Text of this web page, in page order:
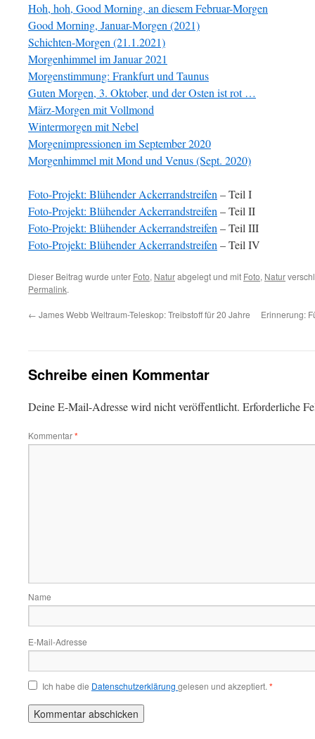
Hoh, hoh, Good Morning, an diesem Februar-Morgen
Good Morning, Januar-Morgen (2021)
Schichten-Morgen (21.1.2021)
Morgenhimmel im Januar 2021
Morgenstimmung: Frankfurt und Taunus
Guten Morgen, 3. Oktober, und der Osten ist rot …
März-Morgen mit Vollmond
Wintermorgen mit Nebel
Morgenimpressionen im September 2020
Morgenhimmel mit Mond und Venus (Sept. 2020)
Foto-Projekt: Blühender Ackerrandstreifen – Teil I
Foto-Projekt: Blühender Ackerrandstreifen – Teil II
Foto-Projekt: Blühender Ackerrandstreifen – Teil III
Foto-Projekt: Blühender Ackerrandstreifen – Teil IV
Dieser Beitrag wurde unter Foto, Naturabgelegt und mit Foto, Natur
Permalink.
← James Webb Weltraum-Teleskop: Treibstoff für 20 Jahre Erinnerung:
Schreibe einen Kommentar
Deine E-Mail-Adresse wird nicht veröffentlicht. Erforderliche
Kommentar*
Name
E-Mail-Adresse
Ich habe die Datenschutzerklärung gelesen und akzeptiert. *